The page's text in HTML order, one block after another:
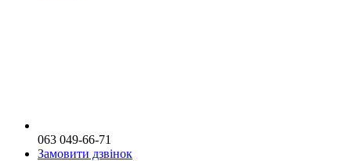
063 049-66-71
Замовити дзвінок